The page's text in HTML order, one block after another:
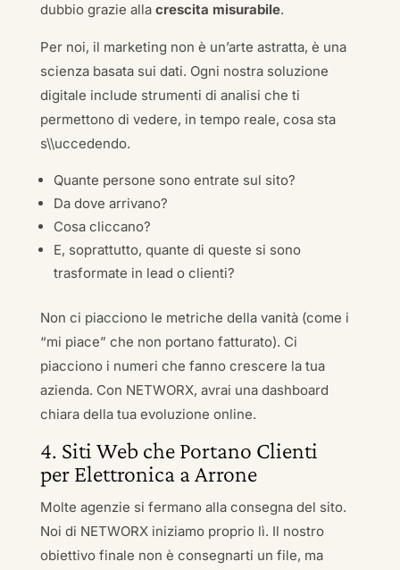
dubbio grazie alla crescita misurabile.
Per noi, il marketing non è un’arte astratta, è una
scienza basata sui dati. Ogni nostra soluzione
digitale include strumenti di analisi che ti
permettono di vedere, in tempo reale, cosa sta
s\\uccedendo.
Quante persone sono entrate sul sito?
Da dove arrivano?
Cosa cliccano?
E, soprattutto, quante di queste si sono
trasformate in lead o clienti?
Non ci piacciono le metriche della vanità (come i
“mi piace” che non portano fatturato). Ci
piacciono i numeri che fanno crescere la tua
azienda. Con NETWORX, avrai una dashboard
chiara della tua evoluzione online.
4. Siti Web che Portano Clienti
per Elettronica a Arrone
Molte agenzie si fermano alla consegna del sito.
Noi di NETWORX iniziamo proprio lì. Il nostro
obiettivo finale non è consegnarti un file, ma